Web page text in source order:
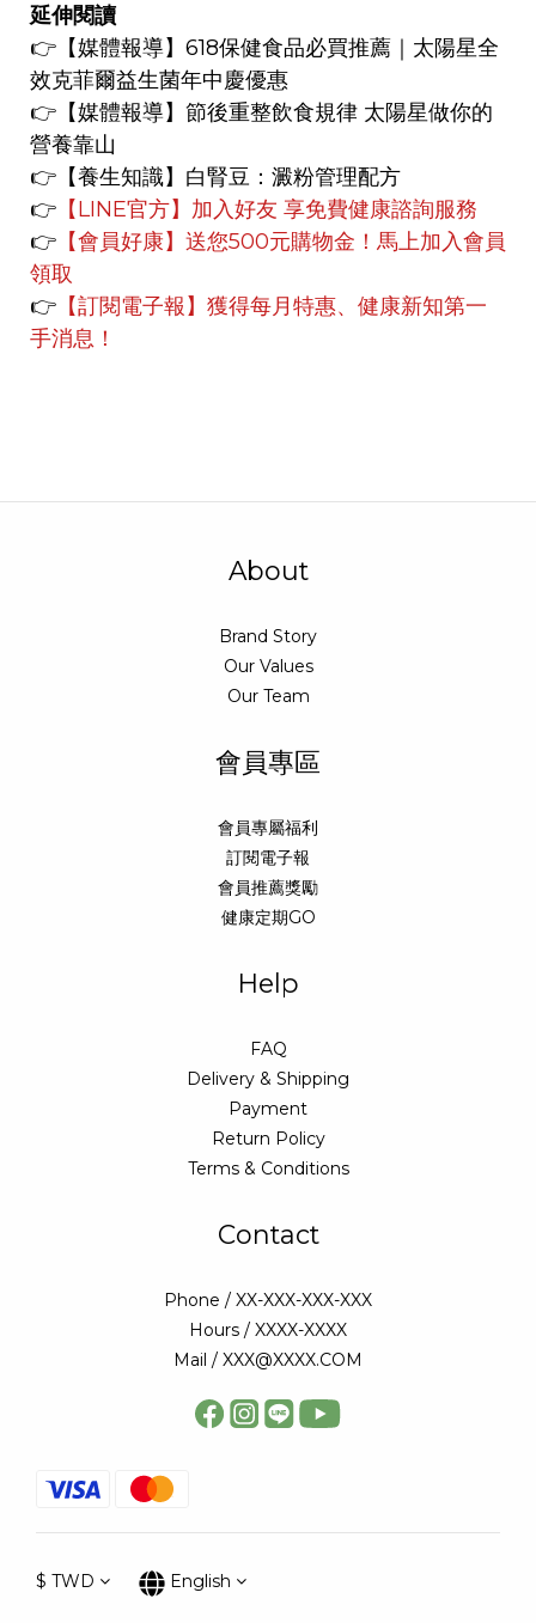
延伸閱讀
👉 【媒體報導】 618保健食品必買推薦｜太陽星全
效克菲爾益生菌年中慶優惠
👉 【媒體報導】 節後重整飲食規律 太陽星做你的
營養靠山
👉【養生知識】 白腎豆：澱粉管理配方
👉 【LINE官方】 加入好友 享免費健康諮詢服務
👉 【會員好康】 送您500元購物金！馬上加入會員
領取
👉 【訂閱電子報】獲得每月特惠、健康新知第一
手消息！
About
Brand Story
Our Values
Our Team
會員專區
會員專屬福利
訂閱電子報
會員推薦獎勵
健康定期GO
Help
FAQ
Delivery & Shipping
Payment
Return Policy
Terms & Conditions
Contact
Phone / XX-XXX-XXX-XXX
Hours / XXXX-XXXX
Mail / XXX@XXXX.COM
$ TWD English